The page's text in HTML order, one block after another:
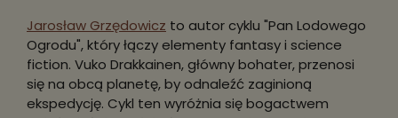
Jarosław Grzędowicz to autor cyklu "Pan Lodowego
Ogrodu", który łączy elementy fantasy i science
fiction. Vuko Drakkainen, główny bohater, przenosi
się na obcą planetę, by odnaleźć zaginioną
ekspedycję. Cykl ten wyróżnia się bogactwem